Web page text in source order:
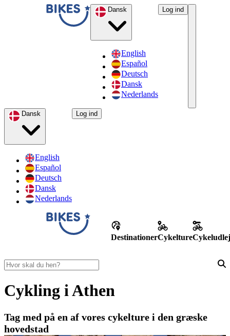
English
Español
Deutsch
Dansk
Nederlands
Log ind
English
Español
Deutsch
Dansk
Nederlands
Log ind
DestinationerCykelture
Cykling i Athen
Tag med på en af vores cykelture i den græske
hovedstad